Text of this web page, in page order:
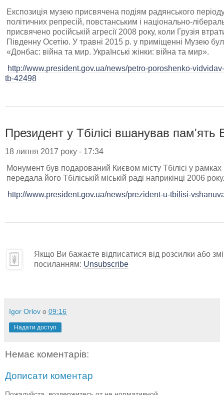
Експозиція музею присвячена подіям радянського
політичних репресій, повстанським і національно-
присвячено російській агресії 2008 року, коли Грузія
Південну Осетію. У травні 2015 р. у приміщенні Музею
«Донбас: війна та мир. Українські жінки: війна та мир».
http://www.president.gov.ua/news/petro-poroshenko-
tb-42498
Президент у Тбілісі вшанував пам'ять
18 липня 2017 року - 17:34
Монумент був подарований Києвом місту Тбілісі у рамках
передала його Тбіліській міській раді наприкінці 2006 року.
http://www.president.gov.ua/news/prezident-u-tbilisi-
Якщо Ви бажаєте відписатися від розсилки або
посиланням: Unsubscribe
Igor Orlov о 09:16
Надати доступ
Немає коментарів:
Дописати коментар